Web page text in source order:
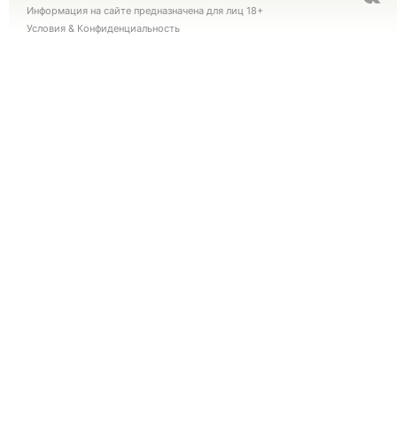
Информация на сайте предназначена для лиц 18+
Условия & Конфиденциальность